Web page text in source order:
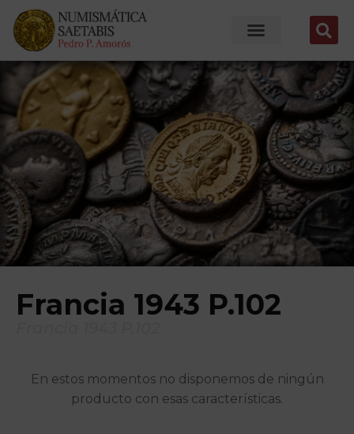
Francia 1943 P.102
En estos momentos no disponemos de ningún
producto con esas características.